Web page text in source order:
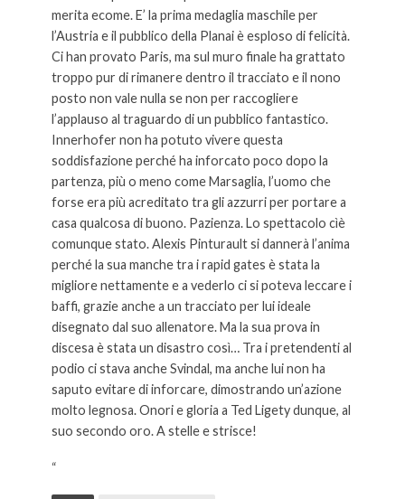
merita ecome. E’ la prima medaglia maschile per
l’Austria e il pubblico della Planai è esploso di felicità.
Ci han provato Paris, ma sul muro finale ha grattato
troppo pur di rimanere dentro il tracciato e il nono
posto non vale nulla se non per raccogliere
l’applauso al traguardo di un pubblico fantastico.
Innerhofer non ha potuto vivere questa
soddisfazione perché ha inforcato poco dopo la
partenza, più o meno come Marsaglia, l’uomo che
forse era più acreditato tra gli azzurri per portare a
casa qualcosa di buono. Pazienza. Lo spettacolo cìè
comunque stato. Alexis Pinturault si dannerà l’anima
perché la sua manche tra i rapid gates è stata la
migliore nettamente e a vederlo ci si poteva leccare i
baffi, grazie anche a un tracciato per lui ideale
disegnato dal suo allenatore. Ma la sua prova in
discesa è stata un disastro così… Tra i pretendenti al
podio ci stava anche Svindal, ma anche lui non ha
saputo evitare di inforcare, dimostrando un’azione
molto legnosa. Onori e gloria a Ted Ligety dunque, al
suo secondo oro. A stelle e strisce!
“